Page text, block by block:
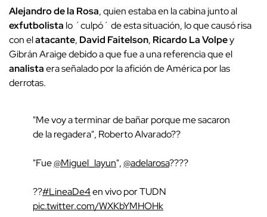
Alejandro de la Rosa, quien estaba en la cabina junto al
exfutbolista lo ´culpó´ de esta situación, lo que causó risa
con elatacante, David Faitelson, Ricardo La Volpey
Gibrán Araige debido a que fue a una referencia que el
analistaera señalado por la afición de América por las
derrotas.
"Me voy a terminar de bañar porque me sacaron
de la regadera", Roberto Alvarado??
"Fue@Miguel_layun",@adelarosa????
??#LineaDe4en vivo por TUDN
pic.twitter.com/WXKbYMHOHk